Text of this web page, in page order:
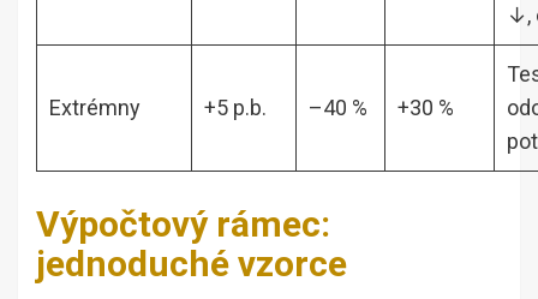
↓,
Extrémny +5 p.b. –40 % +30 %
Výpočtový rámec:
jednoduché vzorce